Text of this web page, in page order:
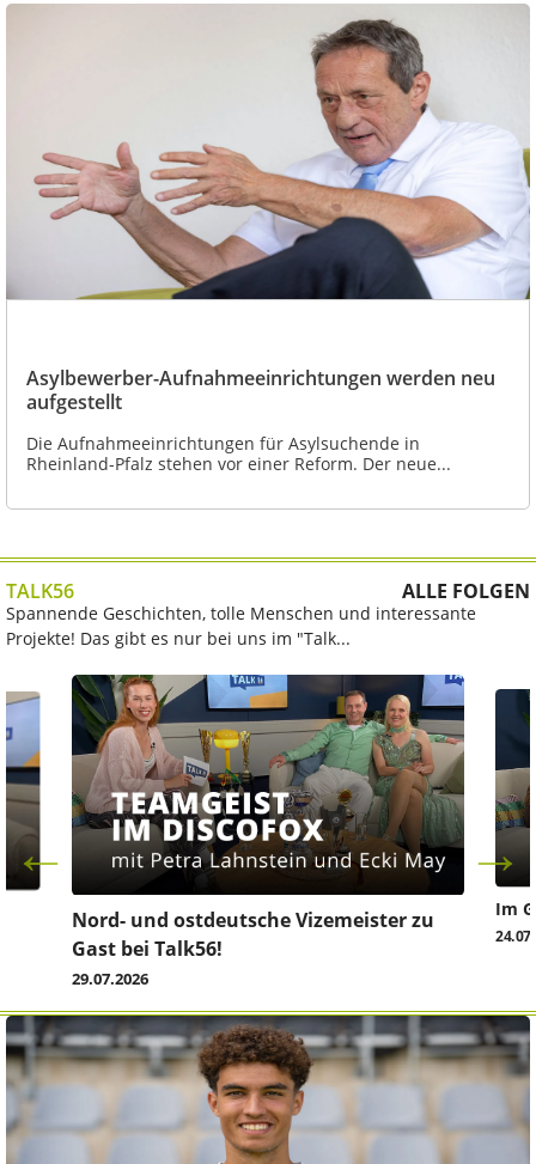
Asylbewerber-Aufnahmeeinrichtungen werden neu
aufgestellt
Die Aufnahmeeinrichtungen für Asylsuchende in
Rheinland-Pfalz stehen vor einer Reform. Der neue...
TALK56 ALLE FOLGEN
Spannende Geschichten, tolle Menschen und interessante
Projekte! Das gibt es nur bei uns im "Talk...
Nord- und ostdeutsche Vizemeister zu
Gast bei Talk56!
29.07.2026
Im